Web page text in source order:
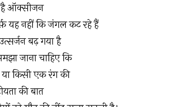
है ऑक्सीजन
यह नहीं कि जंगल कट रहे हैं
बढ़ गया है
जाना चाहिए कि
किसी एक रंग की
की बात